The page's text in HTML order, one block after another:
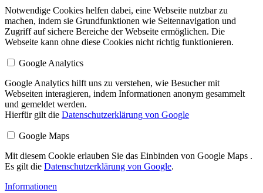
Notwendige Cookies helfen dabei, eine Webseite nutzbar zu
machen, indem sie Grundfunktionen wie Seitennavigation und
Zugriff auf sichere Bereiche der Webseite ermöglichen. Die
Webseite kann ohne diese Cookies nicht richtig funktionieren.
Google Analytics
Google Analytics hilft uns zu verstehen, wie Besucher mit
Webseiten interagieren, indem Informationen anonym gesammelt
und gemeldet werden.
Hierfür gilt die Datenschutzerklärung von Google
Google Maps
Mit diesem Cookie erlauben Sie das Einbinden von Google Maps .
Es gilt die Datenschutzerklärung von Google.
Informationen